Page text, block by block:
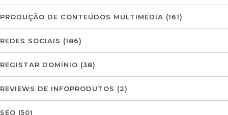
PRODUÇÃO DE CONTEÚDOS MULTIMÉDIA (161)
REDES SOCIAIS (186)
REGISTAR DOMÍNIO (38)
REVIEWS DE INFOPRODUTOS (2)
SEO (50)